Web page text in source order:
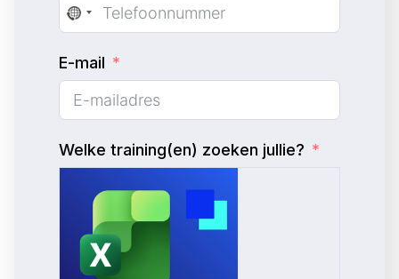
N
c
o
u
n
t
s
e
E-mail
Welke training(en) zoeken jullie?